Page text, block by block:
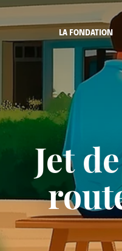
LA FONDATION
Jet